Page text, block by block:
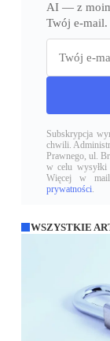
AI — z moim
Twój e-mail.
Please
Subskrypcja
chwili.
Prawnego, ul.
w celu wysyłki
Więcej w
prywatności.
WSZYSTKIE